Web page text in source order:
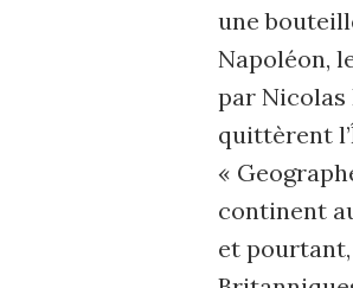
une
Napoléon,
par Nicolas
quittèrent
«
continent
et